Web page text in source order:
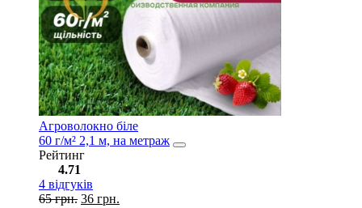
Агроволокно біле
60 г/м² 2,1 м, на метраж
Рейтинг
4.71
4 відгуків
65грн. 36 грн.